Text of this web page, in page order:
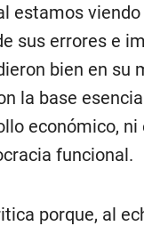
estamos
sus errores e
bien en su
la base
económico,
funcional.
porque, al